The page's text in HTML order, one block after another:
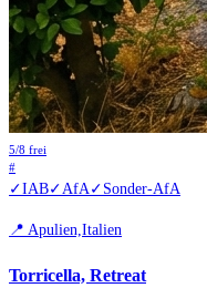
5/8 frei
#
✓IAB✓AfA✓Sonder-AfA
📍 Apulien,Italien
Torricella, Retreat